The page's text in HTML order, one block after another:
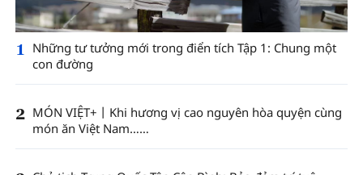
1
Những tư tưởng mới trong điển tích Tập 1: Chung một
con đường
2 MÓN VIỆT+丨Khi hương vị cao nguyên hòa quyện cùng
món ăn Việt Nam……